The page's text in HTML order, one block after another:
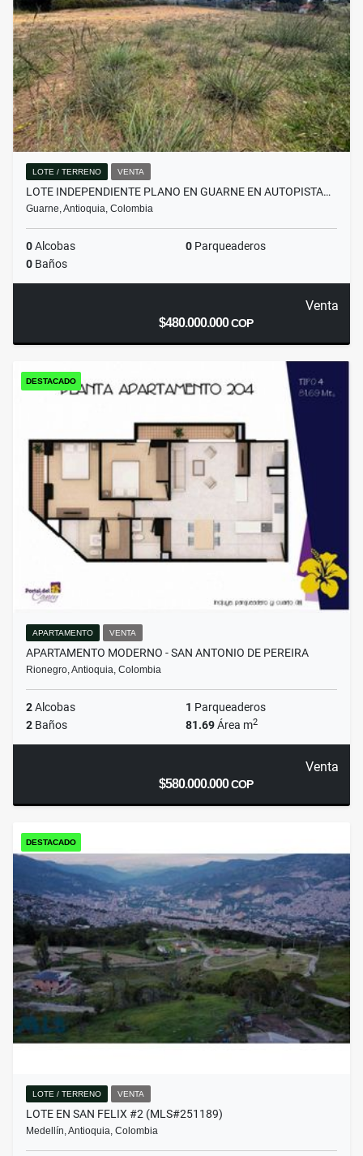
LOTE / TERRENO VENTA
LOTE INDEPENDIENTE PLANO EN GUARNE EN AUTOPISTA…
Guarne, Antioquia, Colombia
0Alcobas 0 Parqueaderos
0 Baños
Venta
$480.000.000COP
DESTACADO
APARTAMENTO VENTA
APARTAMENTO MODERNO - SAN ANTONIO DE PEREIRA
Rionegro, Antioquia, Colombia
2Alcobas 1 Parqueaderos
2 Baños 81.69Área m2
Venta
$580.000.000COP
DESTACADO
LOTE / TERRENO VENTA
LOTE EN SAN FELIX #2 (MLS#251189)
Medellín, Antioquia, Colombia